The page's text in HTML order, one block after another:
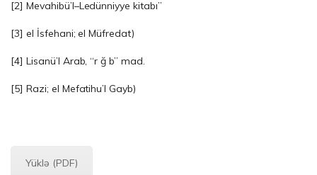
[2] Mevahibü’l–Ledünniyye kitabı”
[3] el İsfehani; el Müfredat)
[4] Lisanü’l Arab, “r ğ b” mad.
[5] Razi; el Mefatihu’l Gayb)
Yüklə (PDF)